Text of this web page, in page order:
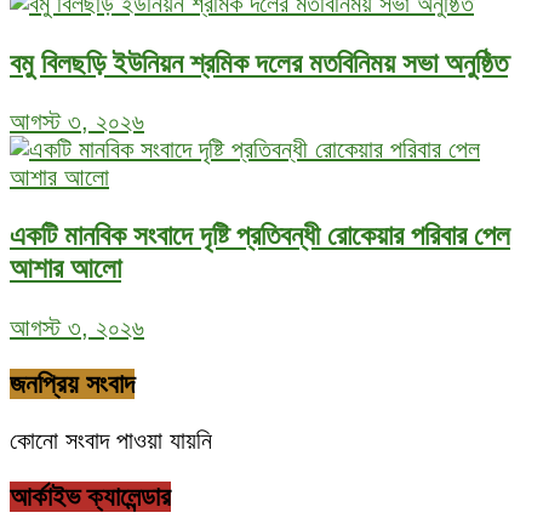
বমু বিলছড়ি ইউনিয়ন শ্রমিক দলের মতবিনিময় সভা অনুষ্ঠিত
আগস্ট ৩, ২০২৬
একটি মানবিক সংবাদে দৃষ্টি প্রতিবন্ধী রোকেয়ার পরিবার পেল
আশার আলো
আগস্ট ৩, ২০২৬
জনপ্রিয় সংবাদ
কোনো সংবাদ পাওয়া যায়নি
আর্কাইভ ক্যালেন্ডার